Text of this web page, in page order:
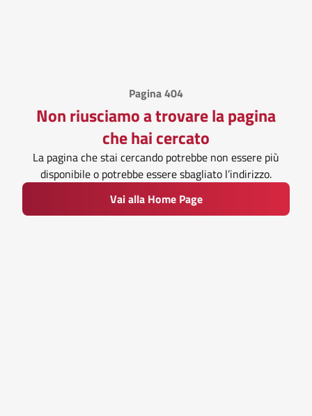
Pagina 404
Non riusciamo a trovare la pagina
che hai cercato
La pagina che stai cercando potrebbe non essere più
disponibile o potrebbe essere sbagliato l’indirizzo.
Vai alla Home Page